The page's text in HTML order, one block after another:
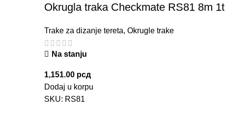
Okrugla traka Checkmate RS81 8m 1t
Trake za dizanje tereta, Okrugle trake
Na stanju
1,151.00 рсд
Dodaj u korpu
SKU: RS81